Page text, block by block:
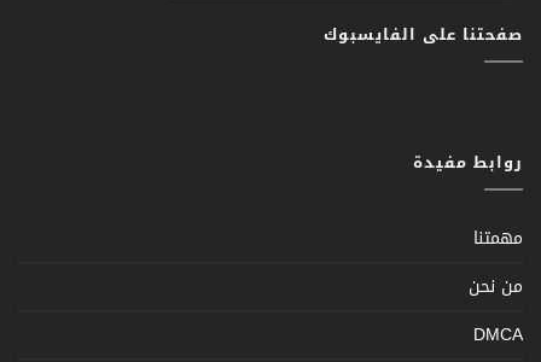
صفحتنا على الفايسبوك
روابط مفيدة
مهمتنا
من نحن
DMCA